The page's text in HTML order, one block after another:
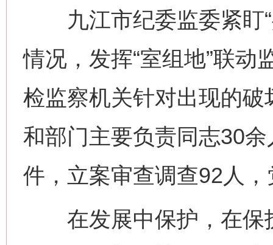
九江市纪委监委紧盯“
情况，发挥“室组地”联动
检监察机关针对出现的
和部门主要负责同志30
件，立案审查调查92人
在发展中保护，在保